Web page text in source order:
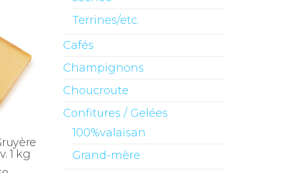
1 kg
Terrines/etc.
Cafés
Champignons
Choucroute
Confitures / Gelées
100%valaisan
Grand-mère